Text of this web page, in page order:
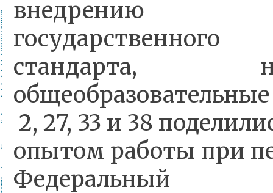
внедрению
государственного
стандарта,
2, 27, 33 и 38
опытом работы при
Федеральный